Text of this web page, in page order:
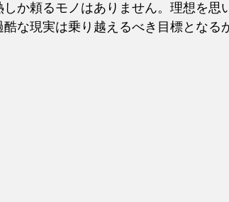
か頼るモノはありません。理想を思
な現実は乗り越えるべき目標となる